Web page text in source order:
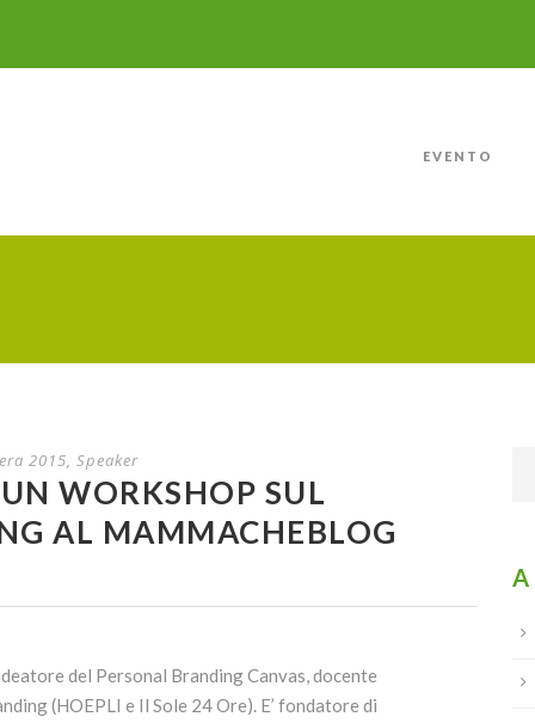
EVENTO
2015, Speaker
WORKSHOP SUL
AL MAMMACHEBLOG
del Personal Branding Canvas, docente
(HOEPLI e Il Sole 24 Ore). E’ fondatore di